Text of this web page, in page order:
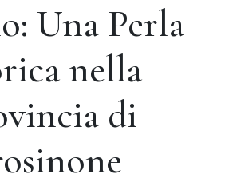
HOME
BLOG
CONTATTI
Una Perla
nella
di